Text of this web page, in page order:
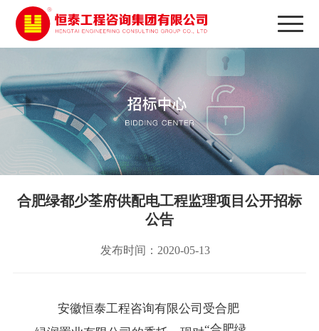
合肥绿都少荃府供配电工程监理项目公开招标
公告
发布时间：2020-05-13
安徽恒泰工程咨询有限公司受合肥